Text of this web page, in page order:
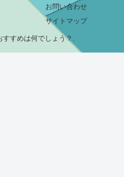
お問い合わせ
サイトマップ
すめは何でしょう？.